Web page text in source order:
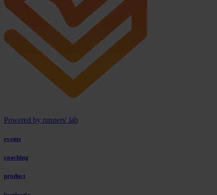
Powered by runners' lab
events
coaching
product